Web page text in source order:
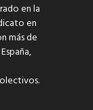
en la
en
más de